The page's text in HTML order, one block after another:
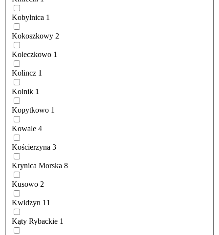
Kobylnica 1
Kokoszkowy 2
Koleczkowo 1
Kolincz 1
Kolnik 1
Kopytkowo 1
Kowale 4
Kościerzyna 3
Krynica Morska 8
Kusowo 2
Kwidzyn 11
Kąty Rybackie 1